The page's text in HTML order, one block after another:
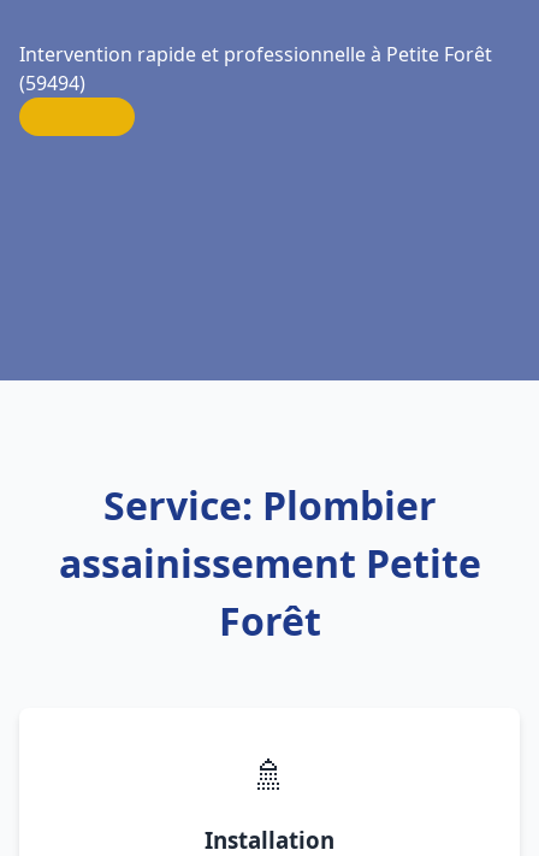
Intervention rapide et professionnelle à Petite Forêt
(59494)
Service: Plombier
assainissement Petite
Forêt
🚿
Installation